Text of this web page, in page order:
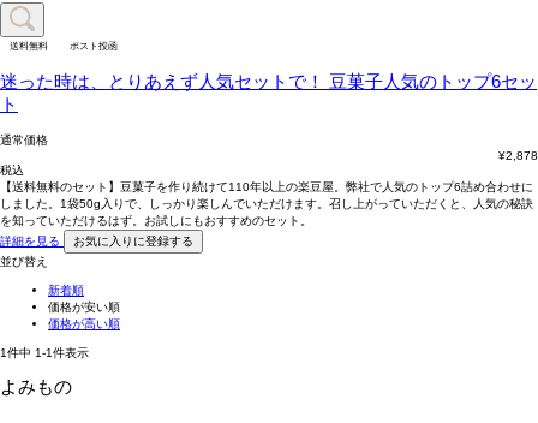
送料無料 ポスト投函
迷った時は、とりあえず人気セットで！
豆菓子人気のトップ6セッ
ト
通常価格
¥2,878
税込
【送料無料のセット】豆菓子を作り続けて110年以上の楽豆屋。弊社で人気のトップ6詰め合わせに
しました。1袋50g入りで、しっかり楽しんでいただけます。召し上がっていただくと、人気の秘訣
を知っていただけるはず。お試しにもおすすめのセット。
詳細を見る
お気に入りに登録する
並び替え
新着順
価格が安い順
価格が高い順
1件中 1-1件表示
よみもの